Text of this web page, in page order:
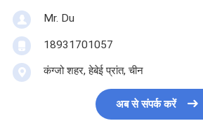
Mr. Du
18931701057
कंग्जो शहर, हेबेई प्रांत, चीन
अब से संपर्क करें